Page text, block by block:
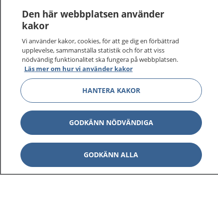
1177 – tryggt om din hälsa och vård
På 1177.se får du råd om hälsa och information om
sjukdomar och vilka mottagningar du kan kontakta.
Logga in för att läsa din journal och göra dina
vårdärenden. Ring telefonnummer 1177 för
sjukvårdsrådgivning dygnet runt.
1177 ger dig råd när du vill må bättre.
1177 på flera språk Visa
Visa
Den här webbplatsen använder
kakor
Vi använder kakor, cookies, för att ge dig en förbättrad
upplevelse, sammanställa statistik och för att viss
nödvändig funktionalitet ska fungera på webbplatsen.
Läs mer om hur vi använder kakor
HANTERA KAKOR
GODKÄNN NÖDVÄNDIGA
GODKÄNN ALLA